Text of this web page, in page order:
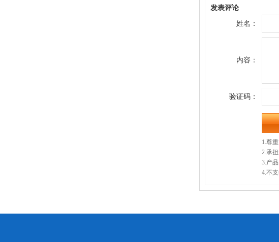
发表评论
姓名：
内容：
验证码：
1.尊
2.承
3.产
4.不